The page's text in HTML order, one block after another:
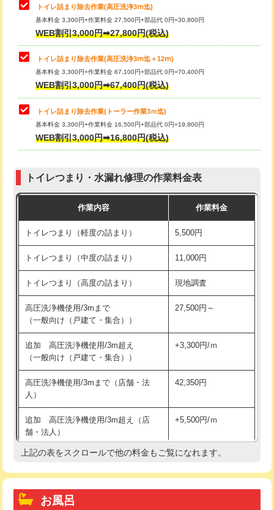
トイレ詰まり除去作業(高圧洗浄3ⅿ迄)
基本料金 3,300円+作業料金 27,500円+部品代 0円=30,800円
WEB割引3,000円➡27,800円(税込)
トイレ詰まり除去作業(高圧洗浄3ⅿ迄＋12ⅿ)
基本料金 3,300円+作業料金 67,100円+部品代 0円=70,400円
WEB割引3,000円➡67,400円(税込)
トイレ詰まり除去作業(トーラー作業3ｍ迄)
基本料金 3,300円+作業料金 16,500円+部品代 0円=19,800円
WEB割引3,000円➡16,800円(税込)
トイレつまり・水漏れ修理の作業料金表
作業内容 作業料金
トイレつまり（軽度の詰まり） 5,500円
トイレつまり（中度の詰まり） 11,000円
トイレつまり（高度の詰まり） 現地調査
高圧洗浄機使用/3mまで
（一般向け（戸建て・集合））
27,500円～
追加 高圧洗浄機使用/3m超え
（一般向け（戸建て・集合））
+3,300円/ｍ
高圧洗浄機使用/3mまで（店舗・法
人）
42,350円
追加 高圧洗浄機使用/3m超え（店
舗・法人）
+5,500円/ｍ
高度高圧洗浄換 現地調査
トーラー機使用/3mまで
上記の表をスクロールで他の料金もご覧になれます。
お風呂